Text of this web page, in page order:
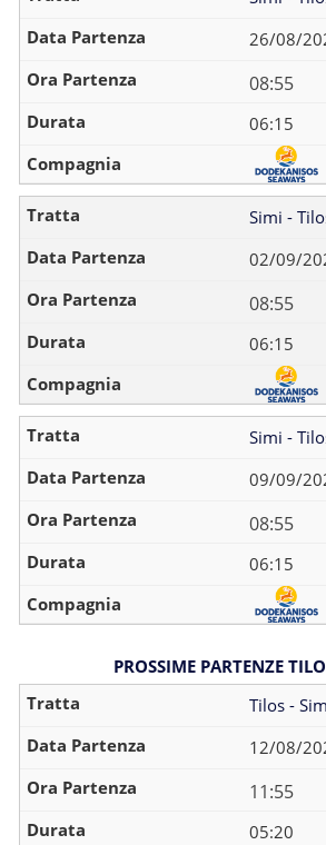
26/08/
08:55
06:15
Simi -
02/09/
08:55
06:15
Simi -
09/09/
08:55
06:15
PROSSIME PARTENZE
Tilos -
12/08/
11:55
05:20